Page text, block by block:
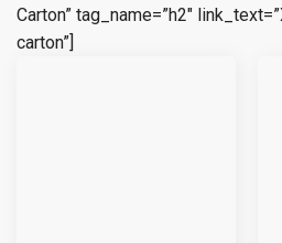
Carton” tag_name=”h2″
carton”]